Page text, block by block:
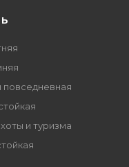
повседневная
и туризма